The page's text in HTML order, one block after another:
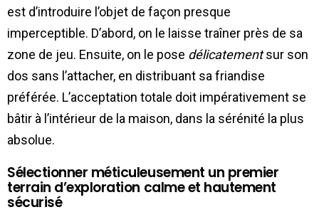
est d’introduire l’objet de façon presque
imperceptible. D’abord, on le laisse traîner près de sa
zone de jeu. Ensuite, on le pose délicatementsur son
dos sans l’attacher, en distribuant sa friandise
préférée. L’acceptation totale doit impérativement se
bâtir à l’intérieur de la maison, dans la sérénité la plus
absolue.
Sélectionner méticuleusement un premier
terrain d’exploration calme et hautement
sécurisé